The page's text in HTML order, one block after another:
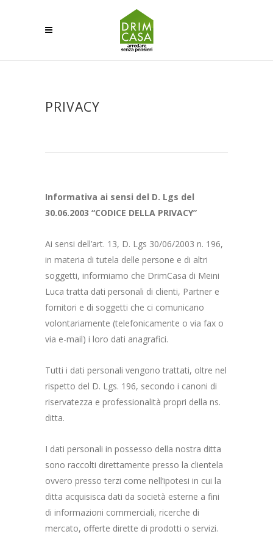
PRIVACY
Informativa ai sensi del D. Lgs del
30.06.2003 “CODICE DELLA PRIVACY”
Ai sensi dell’art. 13, D. Lgs 30/06/2003 n. 196,
in materia di tutela delle persone e di altri
soggetti, informiamo che DrimCasa di Meini
Luca tratta dati personali di clienti, Partner e
fornitori e di soggetti che ci comunicano
volontariamente (telefonicamente o via fax o
via e-mail) i loro dati anagrafici.
Tutti i dati personali vengono trattati, oltre nel
rispetto del D. Lgs. 196, secondo i canoni di
riservatezza e professionalità propri della ns.
ditta.
I dati personali in possesso della nostra ditta
sono raccolti direttamente presso la clientela
ovvero presso terzi come nell’ipotesi in cui la
ditta acquisisca dati da società esterne a fini
di informazioni commerciali, ricerche di
mercato, offerte dirette di prodotti o servizi.